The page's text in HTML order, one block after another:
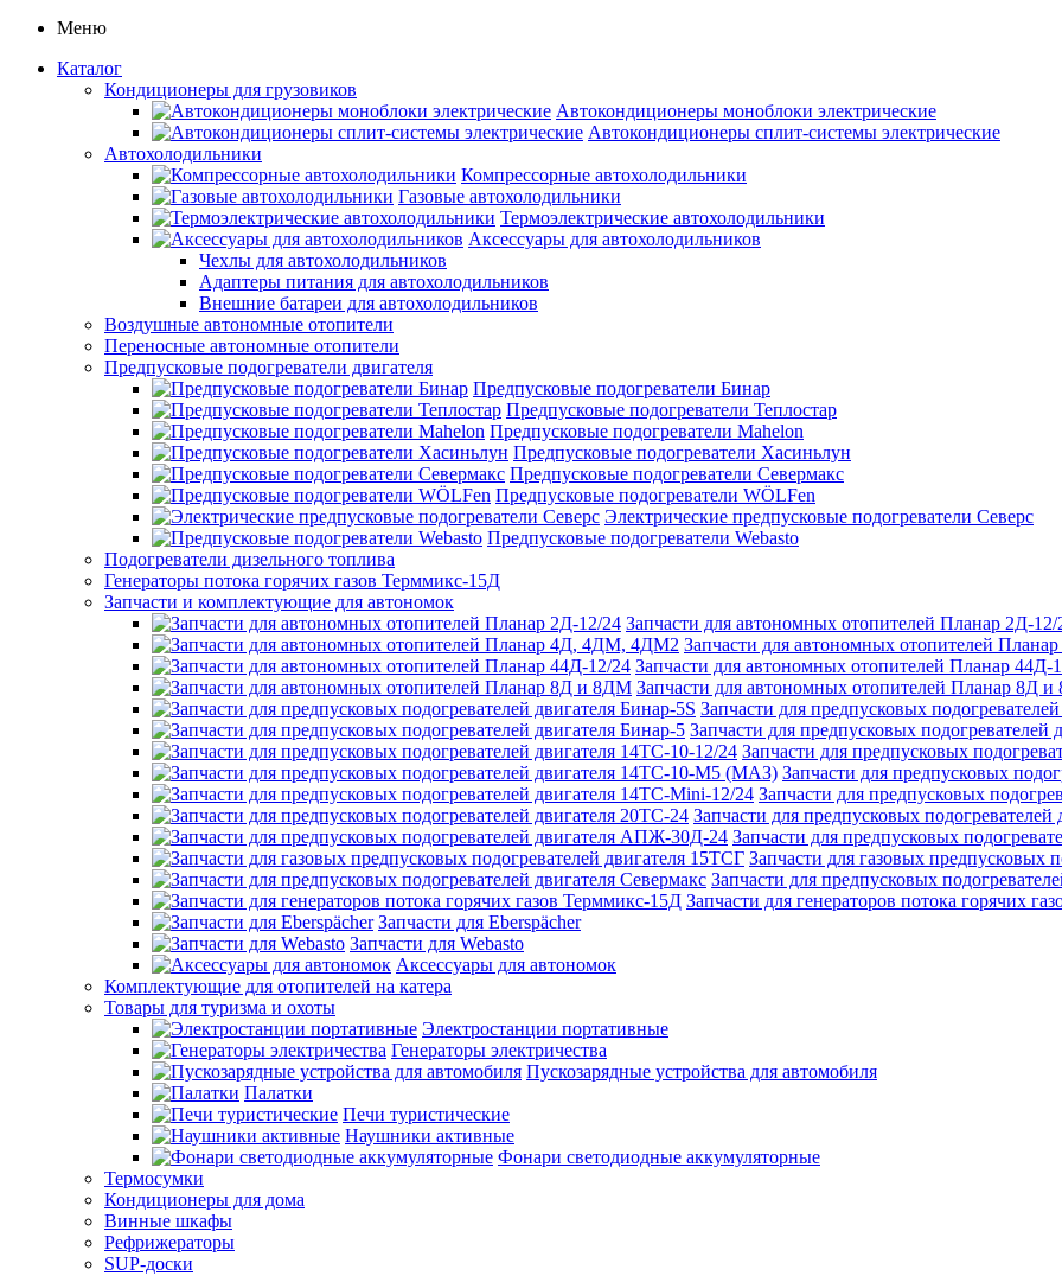
Меню
Каталог
Кондиционеры для грузовиков
Автокондиционеры моноблоки электрические
Автокондиционеры сплит-системы электрические
Автохолодильники
Компрессорные автохолодильники
Газовые автохолодильники
Термоэлектрические автохолодильники
Аксессуары для автохолодильников
Чехлы для автохолодильников
Адаптеры питания для автохолодильников
Внешние батареи для автохолодильников
Воздушные автономные отопители
Переносные автономные отопители
Предпусковые подогреватели двигателя
Предпусковые подогреватели Бинар
Предпусковые подогреватели Теплостар
Предпусковые подогреватели Mahelon
Предпусковые подогреватели Хасиньлун
Предпусковые подогреватели Севермакс
Предпусковые подогреватели WÖLFen
Электрические предпусковые подогреватели Северс
Предпусковые подогреватели Webasto
Подогреватели дизельного топлива
Генераторы потока горячих газов Терммикс-15Д
Запчасти и комплектующие для автономок
Запчасти для автономных отопителей Планар 2Д-12/
Запчасти для автономных отопителей
Запчасти для автономных отопителей Планар 44Д-
Запчасти для автономных отопителей Планар 8Д
Запчасти для предпусковых
Запчасти для предпусковых подогревателей
Запчасти для предпусковых
Запчасти для предпусковых
Запчасти для предпусковых
Запчасти для предпусковых
Запчасти для предпусковых
Запчасти для газовых предпусковых
Запчасти для предпусковых
Запчасти для генераторов потока горячих
Запчасти для Eberspächer
Запчасти для Webasto
Аксессуары для автономок
Комплектующие для отопителей на катера
Товары для туризма и охоты
Электростанции портативные
Генераторы электричества
Пускозарядные устройства для автомобиля
Палатки
Печи туристические
Наушники активные
Фонари светодиодные аккумуляторные
Термосумки
Кондиционеры для дома
Винные шкафы
Рефрижераторы
SUP-доски